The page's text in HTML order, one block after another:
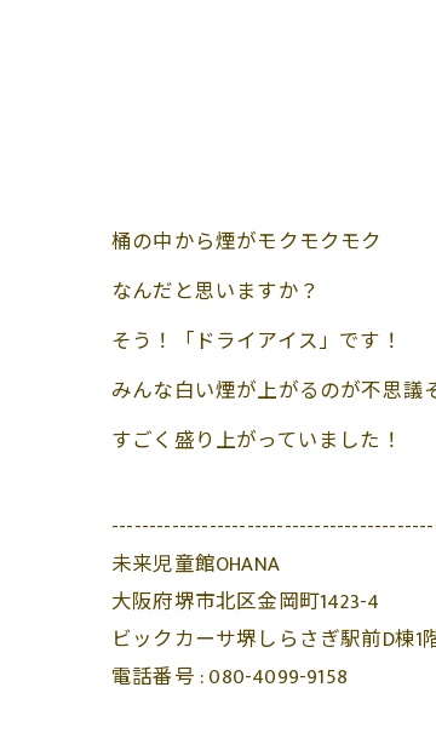
桶の中から煙がモクモクモク
なんだと思いますか？
そう！「ドライアイス」です！
みんな白い煙が上がるのが不思議
すごく盛り上がっていました！
未来児童館OHANA
大阪府堺市北区金岡町1423-4
ビックカーサ堺しらさぎ駅前D棟1
電話番号 :080-4099-9158